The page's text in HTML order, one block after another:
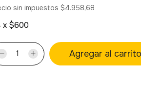
sin impuestos $4.958,68
x $600